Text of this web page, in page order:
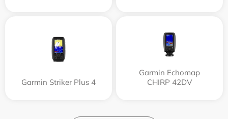
Garmin Striker Plus 4
Garmin Echomap
CHIRP 42DV